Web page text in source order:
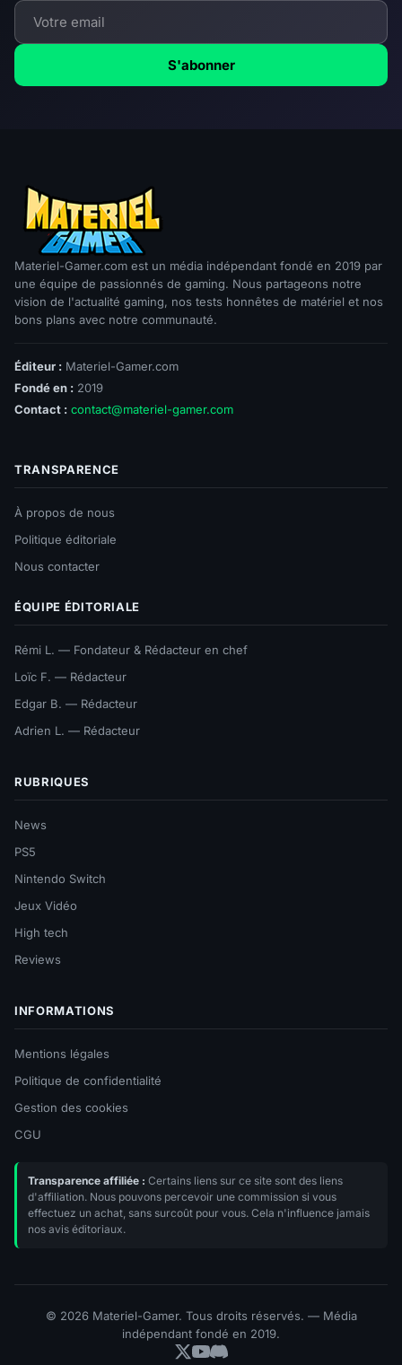
S'abonner
Materiel-Gamer.com est un média indépendant fondé en 2019 par
une équipe de passionnés de gaming. Nous partageons notre
vision de l'actualité gaming, nos tests honnêtes de matériel et nos
bons plans avec notre communauté.
Éditeur : Materiel-Gamer.com
Fondé en : 2019
Contact : contact@materiel-gamer.com
TRANSPARENCE
À propos de nous
Politique éditoriale
Nous contacter
ÉQUIPE ÉDITORIALE
Rémi L. — Fondateur & Rédacteur en chef
Loïc F. — Rédacteur
Edgar B. — Rédacteur
Adrien L. — Rédacteur
RUBRIQUES
News
PS5
Nintendo Switch
Jeux Vidéo
High tech
Reviews
INFORMATIONS
Mentions légales
Politique de confidentialité
Gestion des cookies
CGU
Transparence affiliée : Certains liens sur ce site sont des liens
d'affiliation. Nous pouvons percevoir une commission si vous
effectuez un achat, sans surcoût pour vous. Cela n'influence jamais
nos avis éditoriaux.
© 2026 Materiel-Gamer. Tous droits réservés. — Média
indépendant fondé en 2019.